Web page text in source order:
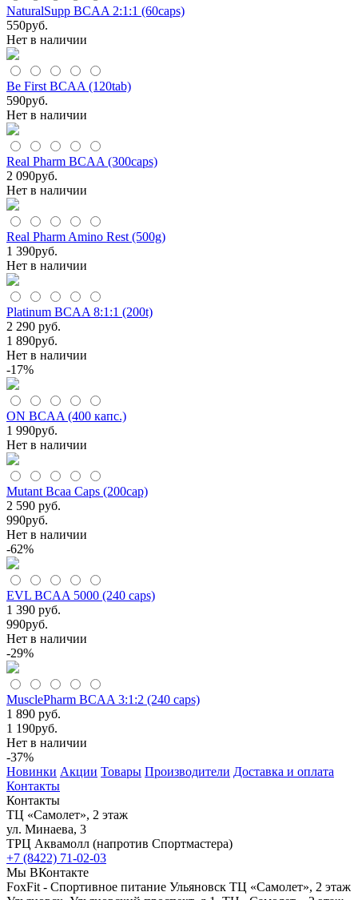
NaturalSupp BCAA 2:1:1 (60caps)
550руб.
Нет в наличии
Be First BCAA (120tab)
590руб.
Нет в наличии
Real Pharm BCAA (300caps)
2 090руб.
Нет в наличии
Real Pharm Amino Rest (500g)
1 390руб.
Нет в наличии
Platinum BCAA 8:1:1 (200t)
2 290 руб.
1 890руб.
Нет в наличии
-17%
ON BCAA (400 капс.)
1 990руб.
Нет в наличии
Mutant Bcaa Caps (200cap)
2 590 руб.
990руб.
Нет в наличии
-62%
EVL BCAA 5000 (240 caps)
1 390 руб.
990руб.
Нет в наличии
-29%
MusclePharm BCAA 3:1:2 (240 caps)
1 890 руб.
1 190руб.
Нет в наличии
-37%
Новинки Акции Товары Производители Доставка и оплата
Контакты
Контакты
ТЦ «Самолет», 2 этаж
ул. Минаева, 3
ТРЦ Аквамолл (напротив Спортмастера)
+7 (8422) 71-02-03
Мы ВКонтакте
FoxFit - Спортивное питание Ульяновск ТЦ «Самолет», 2 этаж